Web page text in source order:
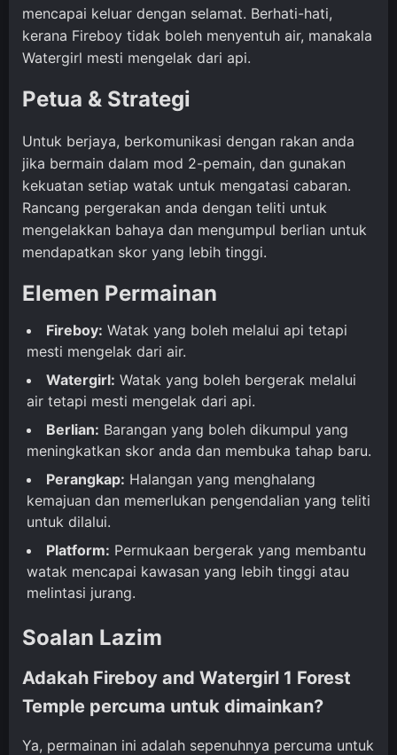
mencapai keluar dengan selamat. Berhati-hati,
kerana Fireboy tidak boleh menyentuh air, manakala
Watergirl mesti mengelak dari api.
Petua & Strategi
Untuk berjaya, berkomunikasi dengan rakan anda
jika bermain dalam mod 2-pemain, dan gunakan
kekuatan setiap watak untuk mengatasi cabaran.
Rancang pergerakan anda dengan teliti untuk
mengelakkan bahaya dan mengumpul berlian untuk
mendapatkan skor yang lebih tinggi.
Elemen Permainan
Fireboy: Watak yang boleh melalui api tetapi
mesti mengelak dari air.
Watergirl: Watak yang boleh bergerak melalui
air tetapi mesti mengelak dari api.
Berlian: Barangan yang boleh dikumpul yang
meningkatkan skor anda dan membuka tahap baru.
Perangkap: Halangan yang menghalang
kemajuan dan memerlukan pengendalian yang teliti
untuk dilalui.
Platform: Permukaan bergerak yang membantu
watak mencapai kawasan yang lebih tinggi atau
melintasi jurang.
Soalan Lazim
Adakah Fireboy and Watergirl 1 Forest
Temple percuma untuk dimainkan?
Ya, permainan ini adalah sepenuhnya percuma untuk